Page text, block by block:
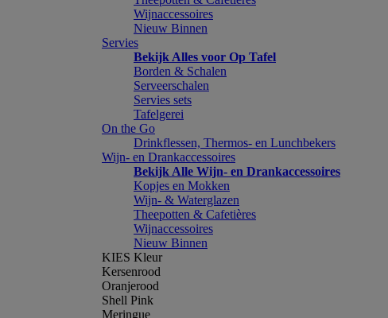
Wijnaccessoires
Nieuw Binnen
Servies
Bekijk Alles voor Op Tafel
Borden & Schalen
Serveerschalen
Servies sets
Tafelgerei
On the Go
Drinkflessen, Thermos- en Lunchbekers
Wijn- en Drankaccessoires
Bekijk Alle Wijn- en Drankaccessoires
Kopjes en Mokken
Wijn- & Waterglazen
Theepotten & Cafetières
Wijnaccessoires
Nieuw Binnen
KIES Kleur
Kersenrood
Oranjerood
Shell Pink
Meringue